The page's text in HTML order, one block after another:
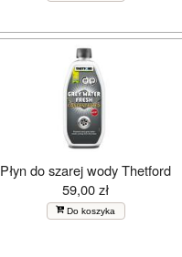
Płyn do szarej wody Thetford
59,00 zł
Do koszyka